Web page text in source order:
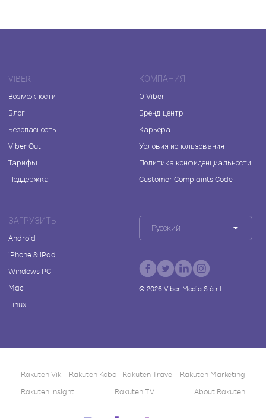
VIBER
Возможности
Блог
Безопасность
Viber Out
Тарифы
Поддержка
КОМПАНИЯ
О Viber
Бренд-центр
Карьера
Условия использования
Политика конфиденциальности
Customer Complaints Code
ЗАГРУЗИТЬ
Android
iPhone & iPad
Windows PC
Mac
Linux
Русский
© 2026Viber Media S.à r.l.
Rakuten Viki Rakuten Kobo Rakuten Travel
Rakuten Marketing
Rakuten Insight
Rakuten TV About Rakuten